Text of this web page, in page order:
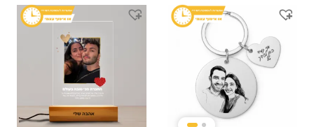
המקורי
היה:
₪ 239.
הנוכחי
הוא:
₪ 159.
המחיר
המקורי
המחיר
הנוכחי